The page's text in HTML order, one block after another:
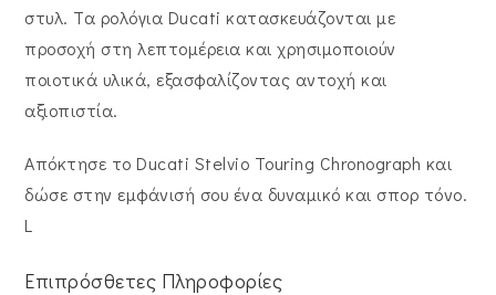
στυλ. Τα ρολόγια Ducati κατασκευάζονται με
προσοχή στη λεπτομέρεια και χρησιμοποιούν
ποιοτικά υλικά, εξασφαλίζοντας αντοχή και
αξιοπιστία.
Απόκτησε το Ducati Stelvio Touring Chronograph και
δώσε στην εμφάνισή σου ένα δυναμικό και σπορ τόνο.
L
Επιπρόσθετες Πληροφορίες